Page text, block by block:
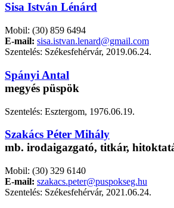
Sisa István Lénárd
Mobil: (30) 859 6494
E-mail: sisa.istvan.lenard@gmail.com
Szentelés: Székesfehérvár, 2019.06.24.
Spányi Antal
megyés püspök
Szentelés: Esztergom, 1976.06.19.
Szakács Péter Mihály
mb. irodaigazgató, titkár,
Mobil: (30) 329 6140
E-mail: szakacs.peter@puspokseg.hu
Szentelés: Székesfehérvár, 2021.06.24.